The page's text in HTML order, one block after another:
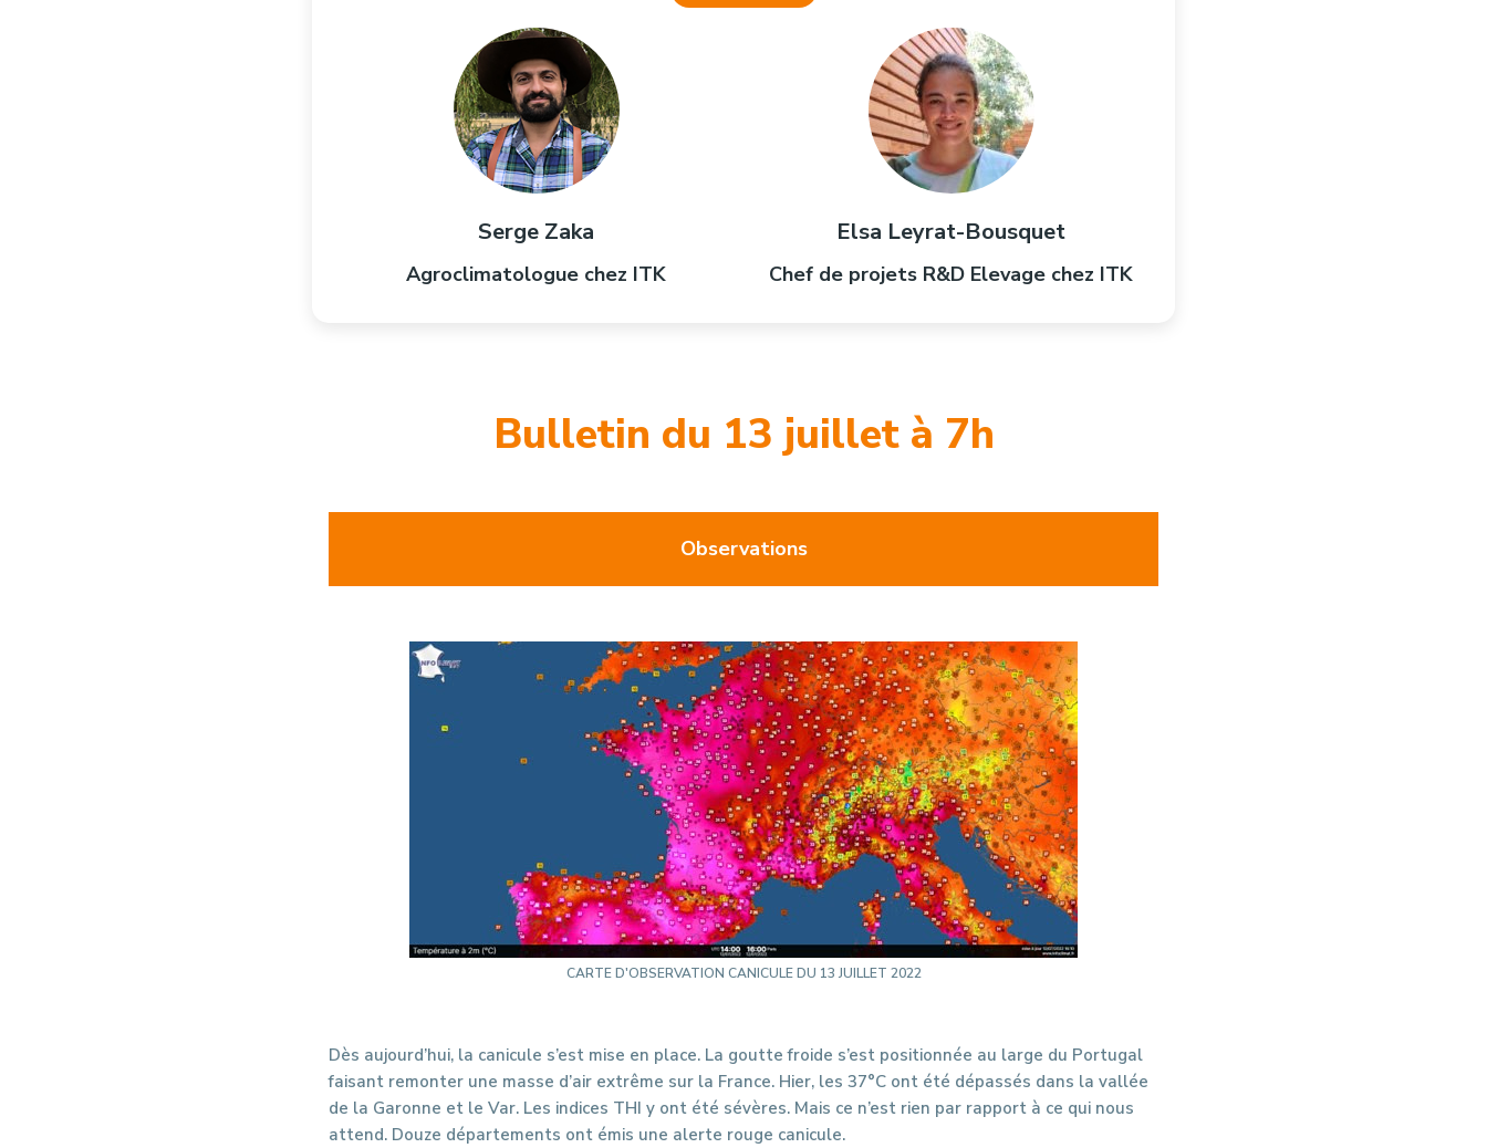
Serge Zaka
Agroclimatologue chez ITK
Elsa Leyrat-Bousquet
Chef de projets R&D Elevage chez ITK
Bulletin du 13 juillet à 7h
Observations
CARTE D'OBSERVATION CANICULE DU 13 JUILLET 2022
Dès aujourd’hui, la canicule s’est mise en place. La goutte froide s’est positionnée au large du Portugal
faisant remonter une masse d’air extrême sur la France. Hier, les 37°C ont été dépassés dans la vallée
de la Garonne et le Var. Les indices THI y ont été sévères. Mais ce n’est rien par rapport à ce qui nous
attend. Douze départements ont émis une alerte rouge canicule.